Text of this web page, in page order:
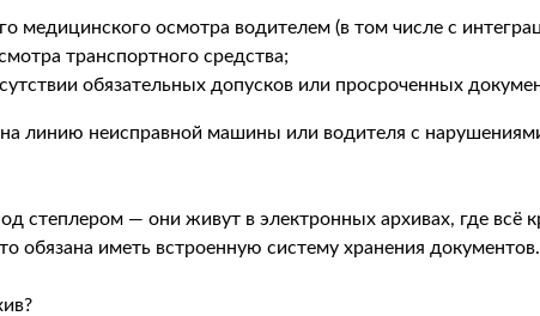
медицинского осмотра водителем (в том числе с
транспортного средства;
обязательных допусков или просроченных
линию неисправной машины или водителя с
степлером — они живут в электронных архивах, где
обязана иметь встроенную систему хранения